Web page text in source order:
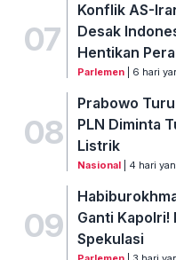
07
Konflik AS-
Desak
Hentikan
Parlemen | 6 hari
08
Prabowo
PLN Diminta
Listrik
Nasional | 4 hari
09
Ganti Kapolri!
Spekulasi